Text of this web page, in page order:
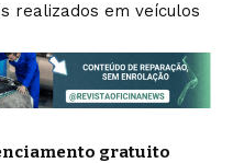
realizados em veículos
gratuito